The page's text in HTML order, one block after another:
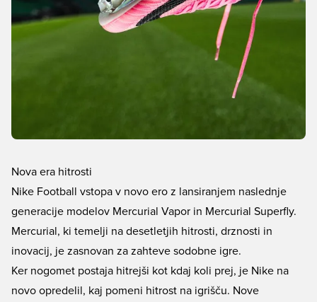
Nova era hitrosti
Nike Football vstopa v novo ero z lansiranjem naslednje
generacije modelov Mercurial Vapor in Mercurial Superfly.
Mercurial, ki temelji na desetletjih hitrosti, drznosti in
inovacij, je zasnovan za zahteve sodobne igre.
Ker nogomet postaja hitrejši kot kdaj koli prej, je Nike na
novo opredelil, kaj pomeni hitrost na igrišču. Nove